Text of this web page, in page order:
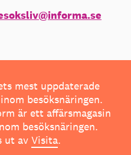
mest uppdaterade
besöksnäringen.
är ett affärsmagasin
besöksnäringen.
ut av Visita.